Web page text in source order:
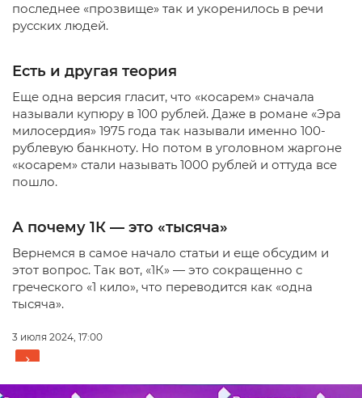
последнее «прозвище» так и укоренилось в речи
русских людей.
Есть и другая теория
Еще одна версия гласит, что «косарем» сначала
называли купюру в 100 рублей. Даже в романе «Эра
милосердия» 1975 года так называли именно 100-
рублевую банкноту. Но потом в уголовном жаргоне
«косарем» стали называть 1000 рублей и оттуда все
пошло.
А почему 1К — это «тысяча»
Вернемся в самое начало статьи и еще обсудим и
этот вопрос. Так вот, «1К» — это сокращенно с
греческого «1 кило», что переводится как «одна
тысяча».
3 июля 2024, 17:00